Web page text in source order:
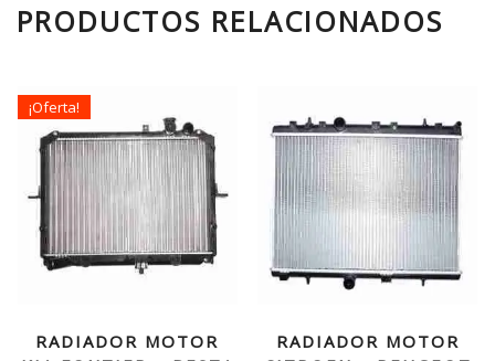
PRODUCTOS RELACIONADOS
¡Oferta!
RADIADOR MOTOR
RADIADOR MOTOR